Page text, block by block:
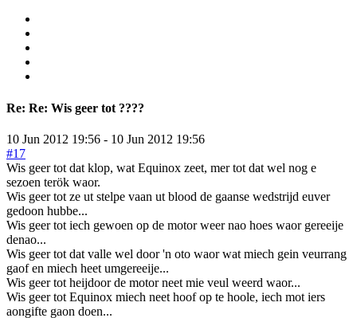
Re: Re: Wis geer tot ????
10 Jun 2012 19:56 - 10 Jun 2012 19:56
#17
Wis geer tot dat klop, wat Equinox zeet, mer tot dat wel nog e
sezoen terök waor.
Wis geer tot ze ut stelpe vaan ut blood de gaanse wedstrijd euver
gedoon hubbe...
Wis geer tot iech gewoen op de motor weer nao hoes waor gereeije
denao...
Wis geer tot dat valle wel door 'n oto waor wat miech gein veurrang
gaof en miech heet umgereeije...
Wis geer tot heijdoor de motor neet mie veul weerd waor...
Wis geer tot Equinox miech neet hoof op te hoole, iech mot iers
aongifte gaon doen...